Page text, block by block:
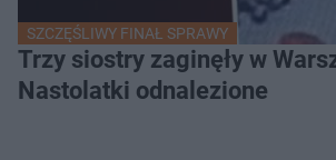
SZCZĘŚLIWY FINAŁ SPRAWY
Trzy siostry zaginęły w
Nastolatki odnalezione